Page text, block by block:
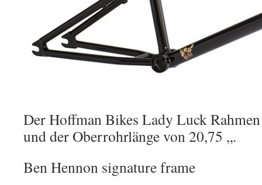
Der Hoffman Bikes Lady Luck
und der Oberrohrlänge von 20,75 „.
Ben Hennon signature frame